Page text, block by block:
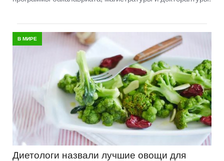
В МИРЕ
Диетологи назвали лучшие овощи для